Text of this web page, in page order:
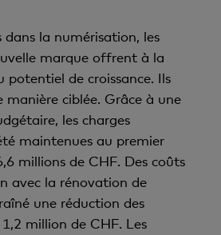
dans la numérisation, les
marque offrent à la
potentiel de croissance. Ils
manière ciblée. Grâce à une
les charges
maintenues au premier
millions de CHF. Des coûts
avec la rénovation de
une réduction des
million de CHF. Les